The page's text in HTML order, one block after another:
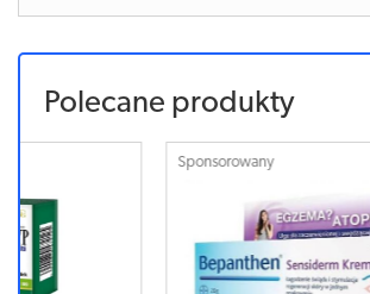
Polecane produkty
Sponsorowany